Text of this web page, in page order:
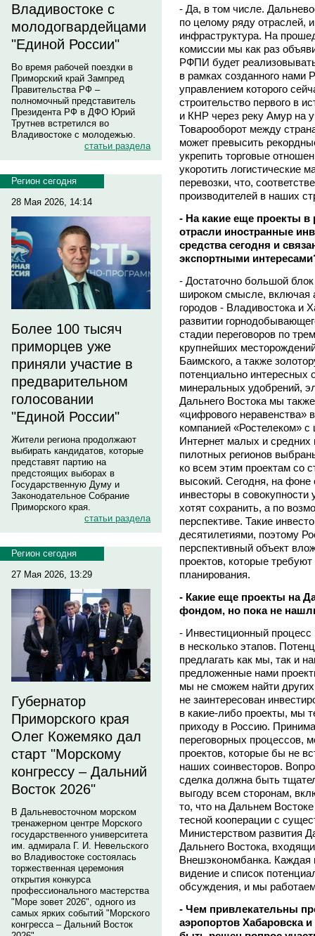
Владивостоке с
молодогвардейцами
"Единой России"
Во время рабочей поездки в
Приморский край Зампред
Правительства РФ –
полномочный представитель
Президента РФ в ДФО Юрий
Трутнев встретился во
Владивостоке с молодежью.
статьи раздела
Регион сегодня
28 Мая 2026, 14:14
Более 100 тысяч
приморцев уже
приняли участие в
предварительном
голосовании
"Единой России"
Жители региона продолжают
выбирать кандидатов, которые
представят партию на
предстоящих выборах в
Государственную Думу и
Законодательное Собрание
Приморского края.
статьи раздела
Регион сегодня
27 Мая 2026, 13:29
Губернатор
Приморского края
Олег Кожемяко дал
старт "Морскому
конгрессу – Дальний
Восток 2026"
В Дальневосточном морском
тренажерном центре Морского
государственного университета
им. адмирала Г. И. Невельского
во Владивостоке состоялась
торжественная церемония
открытия конкурса
профессионального мастерства
"Море зовет 2026", одного из
самых ярких событий "Морского
конгресса – Дальний Восток
- Да, в том числе.
по целому ряду отраслей,
инфраструктура. На
комиссии мы как раз
РФПИ будет
в рамках созданного нами
управлением которого
строительство первого в
и КНР через реку Амур на
Товарооборот между
может превысить
укрепить торговые
укоротить логистические
перевозки, что,
производителей в наших
- На какие еще проекты в
отрасли иностранные
средства сегодня и
экспортными
- Достаточно большой
широком смысле, включая
городов - Владивостока и
развитии
стадии переговоров по
крупнейших
Баимского, а также
потенциально интересных
минеральных удобрений,
Дальнего Востока мы
«цифрового неравенства»
компанией «Ростелеком»
Интернет малых и средних
пилотных регионов
ко всем этим проектам со
высокий. Сегодня, на фоне
инвесторы в
хотят сохранить, а по
перспективе. Такие
десятилетиями, поэтому
перспективный объект
проектов, которые
планирования.
- Какие еще проекты на
фондом, но пока не
- Инвестиционный
в несколько этапов.
предлагать как мы, так и
предложенные нами
мы не сможем найти
не заинтересован
в какие-либо проекты, мы
приходу в Россию.
переговорных процессов,
проектов, которые бы не
наших соинвесторов.
сделка должна быть
выгоду всем сторонам,
то, что на Дальнем
тесной кооперации с
Министерством развития
Дальнего Востока,
Внешэкономбанка. Каждая
видение и список
обсуждения, и мы
- Чем привлекательны
аэропортов Хабаровска